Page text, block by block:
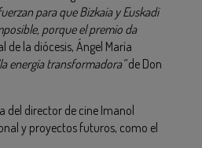
para que Bizkaia y Euskadi
porque el premio da
de la diócesis, Ángel María
energía transformadora”de Don
del director de cine Imanol
y proyectos futuros, como el